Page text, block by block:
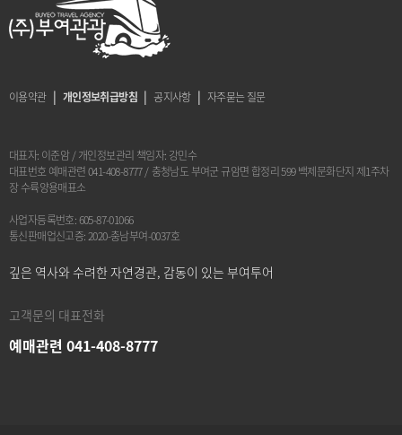
이용약관 | 개인정보취급방침 | 공지사항 | 자주묻는 질문
대표자: 이준암/개인정보관리 책임자: 강민수
대표번호 예매관련 041-408-8777/ 충청남도 부여군 규암면 합정리 599 백제문화단지 제1주차
장 수륙양용매표소
사업자등록번호: 605-87-01066
통신판매업신고증: 2020-충남부여-0037호
깊은 역사와 수려한 자연경관, 감동이 있는 부여투어
고객문의 대표전화
예매관련 041-408-8777